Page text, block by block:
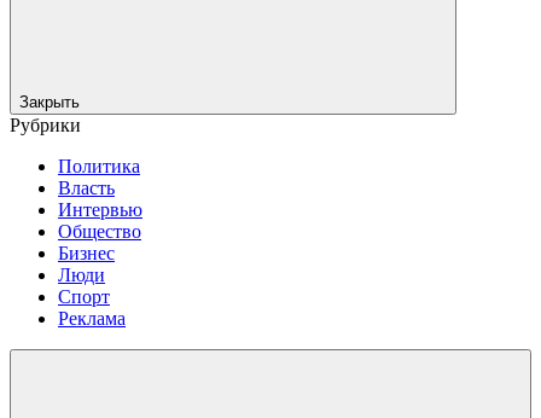
Закрыть
Рубрики
Политика
Власть
Интервью
Общество
Бизнес
Люди
Спорт
Реклама